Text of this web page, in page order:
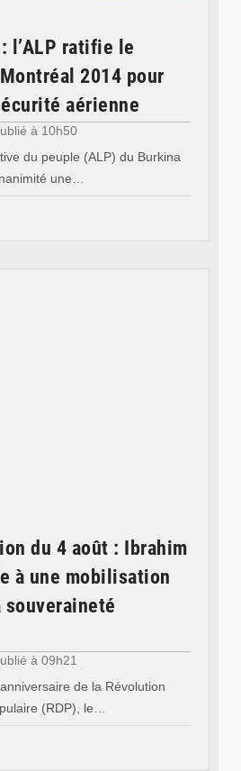
l’ALP ratifie le
2014 pour
aérienne
à 10h50
du peuple (ALP) du Burkina
une…
du 4 août : Ibrahim
à une mobilisation
à 09h21
de la Révolution
(RDP), le…